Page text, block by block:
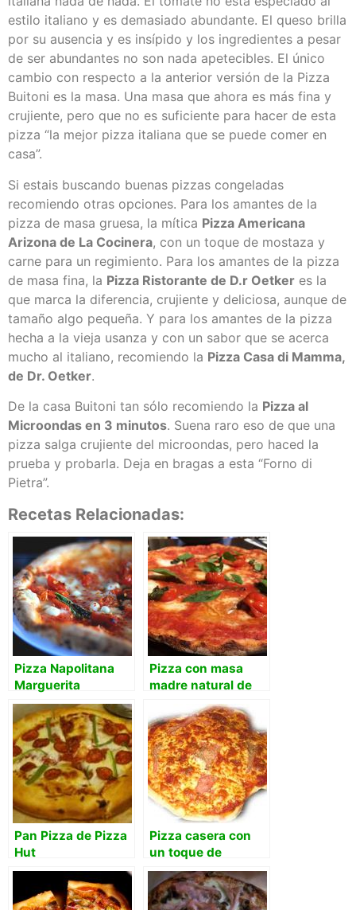
estilo italiano y es demasiado abundante. El queso brilla
por su ausencia y es insípido y los ingredientes a pesar
de ser abundantes no son nada apetecibles. El único
cambio con respecto a la anterior versión de la Pizza
Buitoni es la masa. Una masa que ahora es más fina y
crujiente, pero que no es suficiente para hacer de esta
pizza “la mejor pizza italiana que se puede comer en
casa”.
Si estais buscando buenas pizzas congeladas
recomiendo otras opciones. Para los amantes de la
pizza de masa gruesa, la mítica Pizza Americana
Arizona de La Cocinera, con un toque de mostaza y
carne para un regimiento. Para los amantes de la pizza
de masa fina, la Pizza Ristorante de D.r Oetker es la
que marca la diferencia, crujiente y deliciosa, aunque de
tamaño algo pequeña. Y para los amantes de la pizza
hecha a la vieja usanza y con un sabor que se acerca
mucho al italiano, recomiendo la Pizza Casa di Mamma,
de Dr. Oetker.
De la casa Buitoni tan sólo recomiendo la Pizza al
Microondas en 3 minutos. Suena raro eso de que una
pizza salga crujiente del microondas, pero haced la
prueba y probarla. Deja en bragas a esta “Forno di
Pietra”.
Recetas Relacionadas:
Pizza Napolitana
Marguerita
Pizza con masa
madre natural de
Pan Pizza de Pizza
Hut
Pizza casera con
un toque de
Bruschetta de Oil &
Vinegar